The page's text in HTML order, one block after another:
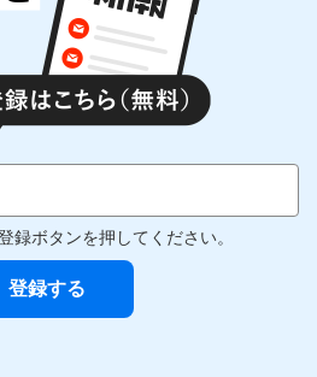
録ボタンを押してください。